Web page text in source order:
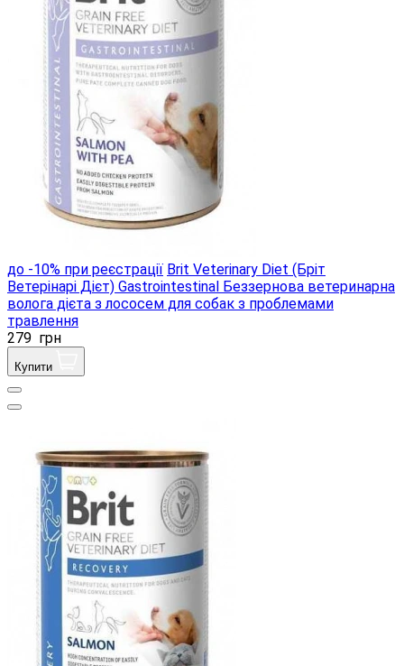
до -10% при реєстрації Brit Veterinary Diet (Бріт
Ветерінарі Дієт) Gastrointestinal Беззернова ветеринарна
волога дієта з лососем для собак з проблемами
травлення
279 грн
Купити